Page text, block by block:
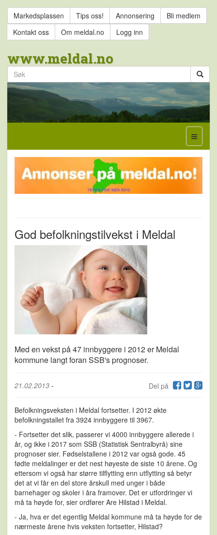
Markedsplassen Tips oss! Annonsering
Bli medlem
Kontakt oss
Om meldal.no Logg inn
www.meldal.no
God befolkningstilvekst i Meldal
Med en vekst på 47 innbyggere i 2012 er Meldal
kommune langt foran SSB's prognoser.
Del på
21.02.2013 -
Befolkningsveksten i Meldal fortsetter. I 2012 økte
befolkningstallet fra 3924 innbyggere til 3967.
- Fortsetter det slik, passerer vi 4000 innbyggere allerede i
år, og ikke i 2017 som SSB (Statistisk Sentralbyrå) sine
prognoser sier. Fødselstallene i 2012 var også gode. 45
fødte meldalinger er det nest høyeste de siste 10 årene. Og
ettersom vi også har større tilflytting enn utflytting så betyr
det at vi får en del store årskull med unger i både
barnehager og skoler i åra framover. Det er utfordringer vi
må ta høyde for, sier ordfører Are Hilstad i Meldal.
- Ja, hva er det egentlig Meldal kommune må ta høyde for de
nærmeste årene hvis veksten fortsetter, Hilstad?